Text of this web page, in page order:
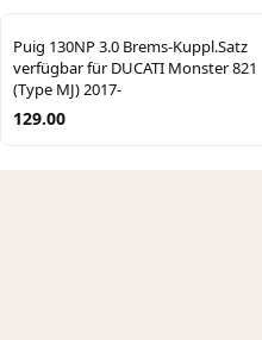
Puig 130NP 3.0 Brems-Kuppl.Satz
verfügbar für DUCATI Monster 821
(Type MJ) 2017-
129.00